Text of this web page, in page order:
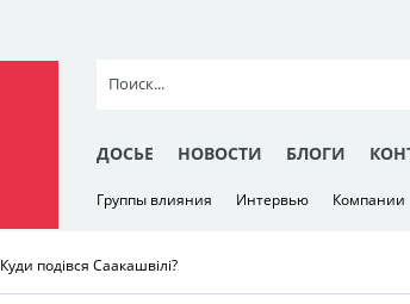
ДОСЬЕ НОВОСТИ БЛОГИ
Группы влияния Интервью Компании
Куди подівся Саакашвілі?